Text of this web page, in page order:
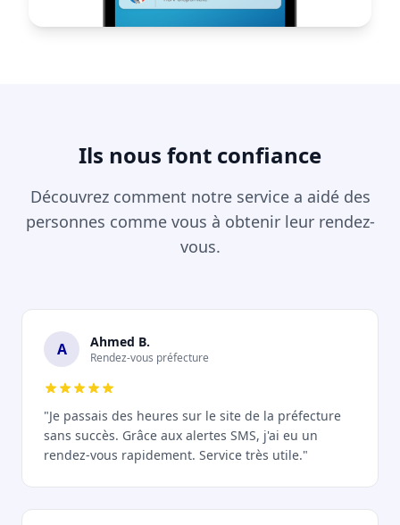
Ils nous font confiance
Découvrez comment notre service a aidé des
personnes comme vous à obtenir leur rendez-
vous.
A Ahmed B.
Rendez-vous préfecture
"Je passais des heures sur le site de la préfecture
sans succès. Grâce aux alertes SMS, j'ai eu un
rendez-vous rapidement. Service très utile."